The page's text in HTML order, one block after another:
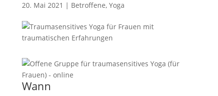
20. Mai 2021 | Betroffene, Yoga
Wann